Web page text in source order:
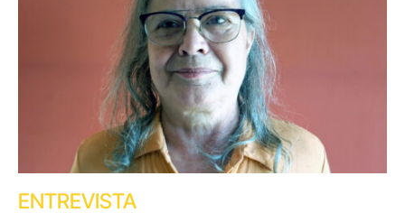
ENTREVISTA